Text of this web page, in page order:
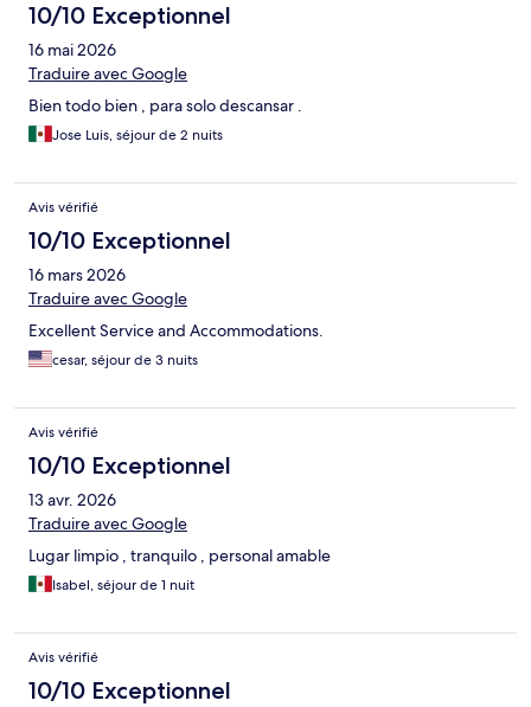
10/10 Exceptionnel
16 mai 2026
Traduire avec Google
Bien todo bien , para solo descansar .
Jose Luis, séjour de 2 nuits
Avis vérifié
10/10 Exceptionnel
16 mars 2026
Traduire avec Google
Excellent Service and Accommodations.
cesar, séjour de 3 nuits
Avis vérifié
10/10 Exceptionnel
13 avr. 2026
Traduire avec Google
Lugar limpio , tranquilo , personal amable
Isabel, séjour de 1 nuit
Avis vérifié
10/10 Exceptionnel